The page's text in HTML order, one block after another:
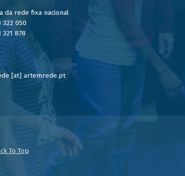
da rede fixa nacional
322 050
321 878
[at] artemrede.pt
To Top